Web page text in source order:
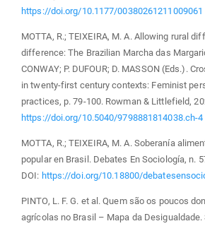
https://doi.org/10.1177/00380261211009061
MOTTA, R.; TEIXEIRA, M. A. Allowing rural
difference: The Brazilian Marcha das
CONWAY; P. DUFOUR; D. MASSON (Eds.).
in twenty-first century contexts: Feminist
practices, p. 79-100. Rowman & Littlefield,
https://doi.org/10.5040/9798881814038.ch-4
MOTTA, R.; TEIXEIRA, M. A. Soberanía
popular en Brasil. Debates En Sociología, n.
DOI: https://doi.org/10.18800/
PINTO, L. F. G. et al. Quem são os poucos
agrícolas no Brasil – Mapa da